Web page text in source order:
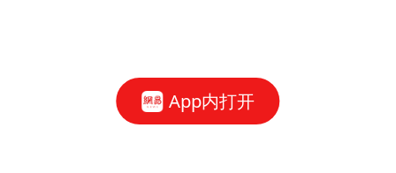
App内打开